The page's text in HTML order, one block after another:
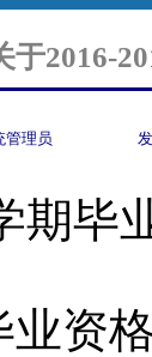
于2016-
管理员
期
业资